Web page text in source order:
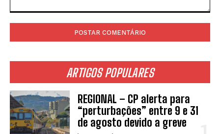
ARTIGOS POPULARES
REGIONAL – CP alerta para
“perturbações” entre 9 e 31
de agosto devido a greve